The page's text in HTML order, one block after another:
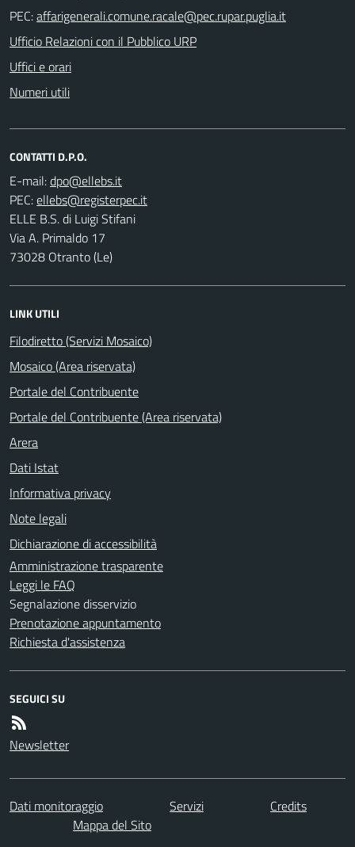
PEC:
Ufficio Relazioni con il Pubblico URP
Uffici e orari
Numeri utili
CONTATTI D.P.O.
E-mail:
PEC:
ELLE B.S. di Luigi Stifani
Via A. Primaldo 17
73028 Otranto (Le)
LINK UTILI
Filodiretto (Servizi Mosaico)
Mosaico (Area riservata)
Portale del Contribuente
Portale del Contribuente (Area riservata)
Arera
Dati Istat
Informativa privacy
Note legali
Dichiarazione di accessibilità
Amministrazione trasparente
Leggi le FAQ
Segnalazione disservizio
Prenotazione appuntamento
Richiesta d'assistenza
SEGUICI SU
Newsletter
Dati monitoraggio Servizi
Credits
Mappa del Sito